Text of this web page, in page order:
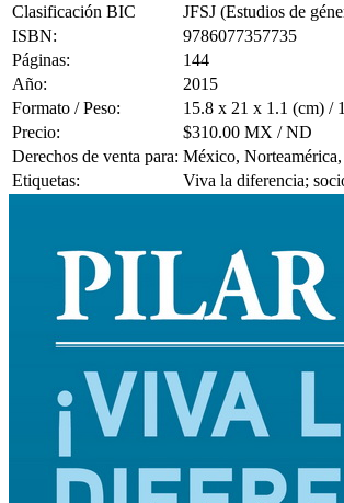
Clasificación BIC
JFSJ (Estudios de
ISBN:
9786077357735
Páginas:
144
Año:
2015
Formato / Peso:
15.8 x 21 x 1.1 (cm) /
Precio:
$310.00 MX / ND
Derechos de venta para: México,
Etiquetas:
Viva la diferencia;